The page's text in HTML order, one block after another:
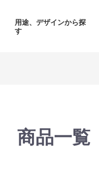
用途、デザインから探
す
商品一覧